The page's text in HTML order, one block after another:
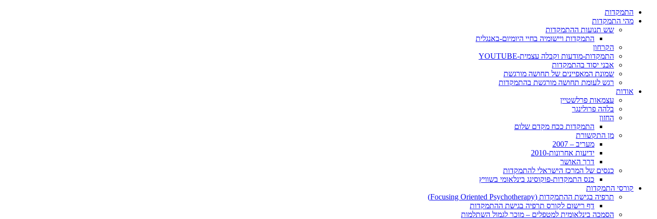
התמקדות
מהי התמקדות
שש תנועות ההתמקדות
התמקדות ויישומיה בחיי היומיום-באנגלית
הקרחון
התמקדות-מודעות וקבלה עצמית-YOUTUBE
אבני יסוד בהתמקדות
שמונת המאפיינים של תחושה מורגשת
רגש לעומת תחושה מורגשת בהתמקדות
אודות
עצמאות פרלשטיין
בלהה פרולינגר
החזון
התמקדות ככח מקדם שלום
מן התקשורת
מעריב – 2007
ידיעות אחרונות-2010
דרך האושר
כנסים של המרכז הישראלי להתמקדות
כנס התמקדות-פוקוסינג בינלאומי בשוויץ
קורסי התמקדות
תרפיה בגישת ההתמקדות (Focusing Oriented Psychotherapy)
דף רישום לקורס תרפיה בגישת ההתמקדות
הסמכה בינלאומית למטפלים – מוכר לגמול השתלמות